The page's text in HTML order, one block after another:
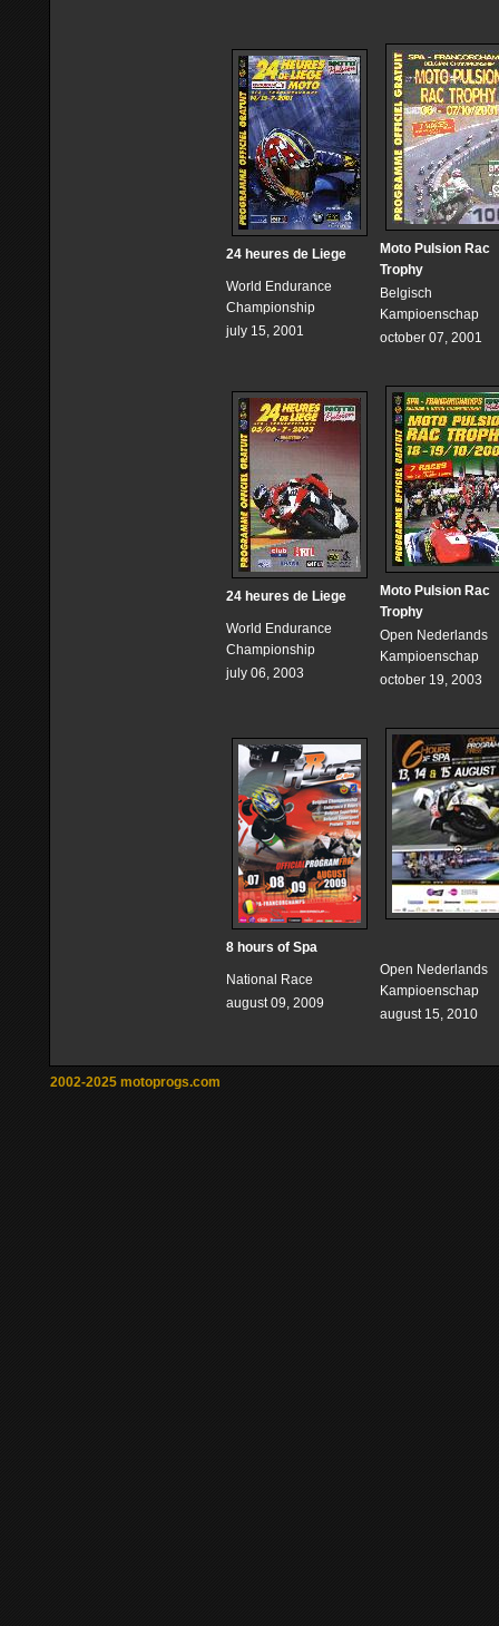
24 heures de Liege
World Endurance
Championship
july 15, 2001
Moto Pulsion Rac
Trophy
Belgisch
Kampioenschap
october 07, 2001
24 heures de Liege
World Endurance
Championship
july 06, 2003
Moto Pulsion Rac
Trophy
Open Nederlands
Kampioenschap
october 19, 2003
8 hours of Spa
National Race
august 09, 2009
Open Nederlands
Kampioenschap
august 15, 2010
2002-2025 motoprogs.com